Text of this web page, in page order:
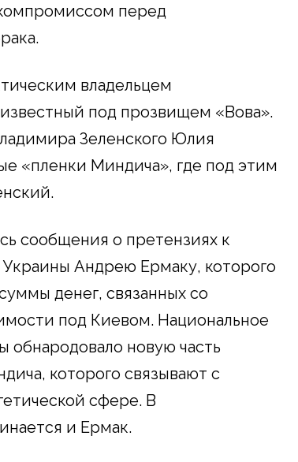
перед
владельцем
под прозвищем «Вова».
Зеленского Юлия
«пленки Миндича», где под этим
сообщения о претензиях к
Андрею Ермаку, которого
денег, связанных со
под Киевом. Национальное
новую часть
которого связывают с
сфере. В
и Ермак.